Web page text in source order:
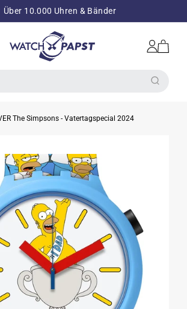
Über 10.000 Uhren & Bänder
Einloggen
Warenkorb
The Simpsons - Vatertagspecial 2024